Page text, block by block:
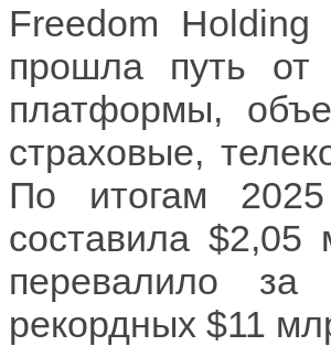
Freedom
прошла путь от
платформы,
страховые,
По итогам
составила $2,05
перевалило
рекордных $11